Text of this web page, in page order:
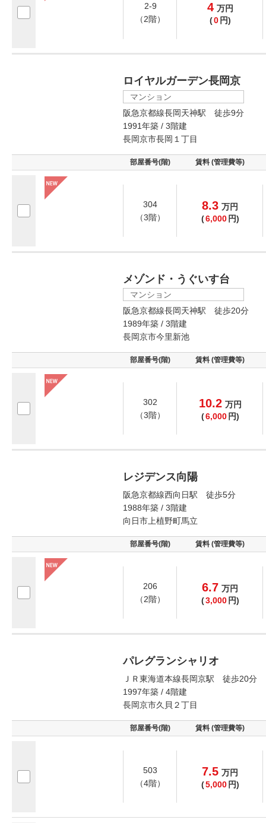
2-9
（2階）
4 万円
(0 円)
ロイヤルガーデン長岡京
マンション
阪急京都線長岡天神駅 徒歩9分
1991年築 / 3階建
長岡京市長岡１丁目
部屋番号(階) 賃料 (管理費等)
304
（3階）
8.3 万円
(6,000 円)
メゾンド・うぐいす台
マンション
阪急京都線長岡天神駅 徒歩20分
1989年築 / 3階建
長岡京市今里新池
部屋番号(階) 賃料 (管理費等)
302
（3階）
10.2 万円
(6,000 円)
レジデンス向陽
阪急京都線西向日駅 徒歩5分
1988年築 / 3階建
向日市上植野町馬立
部屋番号(階) 賃料 (管理費等)
206
（2階）
6.7 万円
(3,000 円)
パレグランシャリオ
ＪＲ東海道本線長岡京駅 徒歩20分
1997年築 / 4階建
長岡京市久貝２丁目
部屋番号(階) 賃料 (管理費等)
503
（4階）
7.5 万円
(5,000 円)